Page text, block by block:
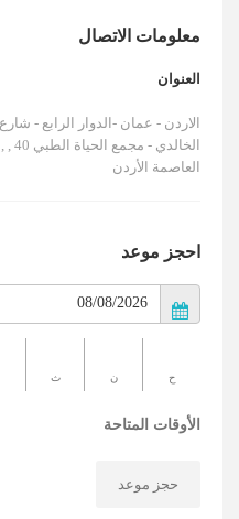
معلومات الاتصال
العنوان
الاردن - عمان -الدوار الرابع -
الخالدي - مجمع الحياة الطبي 40 , , عمان
العاصمة الأردن
احجز موعد
ح ن ث
الأوقات المتاحة
حجز موعد